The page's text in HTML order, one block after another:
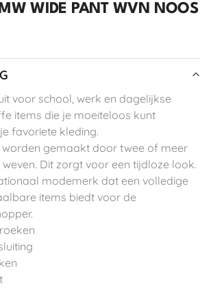
WIDE PANT WVN NOOS
voor school, werk en dagelijkse
items die je moeiteloos kunt
favoriete kleding.
worden gemaakt door twee of meer
Dit zorgt voor een tijdloze look.
modemerk dat een volledige
items biedt voor de